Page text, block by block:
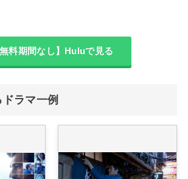
無料期間なし】Huluで見る
ラマ一例